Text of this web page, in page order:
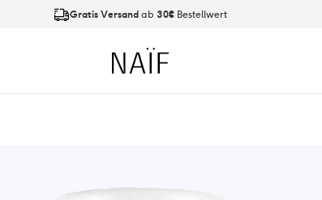
Gratis Versand ab 30€ Bestellwert
Naïf